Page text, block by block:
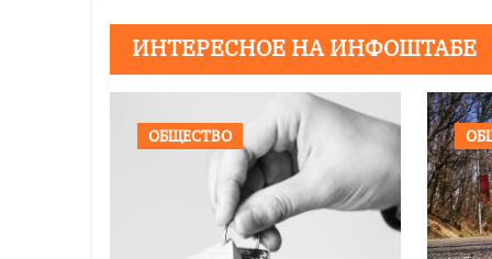
ИНТЕРЕСНОЕ НА ИНФОШТАБЕ
ОБЩЕСТВО